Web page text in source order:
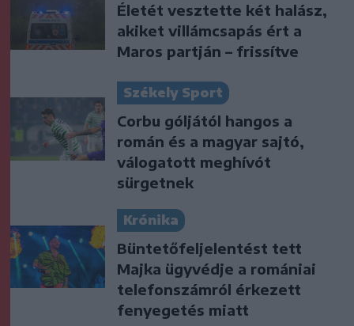
Életét vesztette két halász,
akiket villámcsapás ért a
Maros partján – frissítve
Székely Sport
Corbu góljától hangos a
román és a magyar sajtó,
válogatott meghívót
sürgetnek
Krónika
Büntetőfeljelentést tett
Majka ügyvédje a romániai
telefonszámról érkezett
fenyegetés miatt